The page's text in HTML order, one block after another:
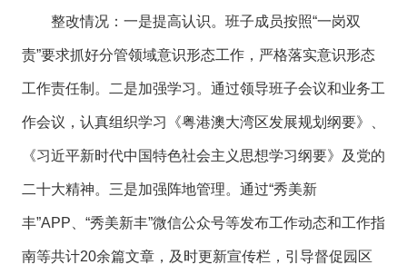
整改情况：一是提高认识。班子成员按照“一岗双
责”要求抓好分管领域意识形态工作，严格落实意识形态
工作责任制。二是加强学习。通过领导班子会议和业务工
作会议，认真组织学习《粤港澳大湾区发展规划纲要》、
《习近平新时代中国特色社会主义思想学习纲要》及党的
二十大精神。三是加强阵地管理。通过“秀美新
丰”APP、“秀美新丰”微信公众号等发布工作动态和工作指
南等共计20余篇文章，及时更新宣传栏，引导督促园区